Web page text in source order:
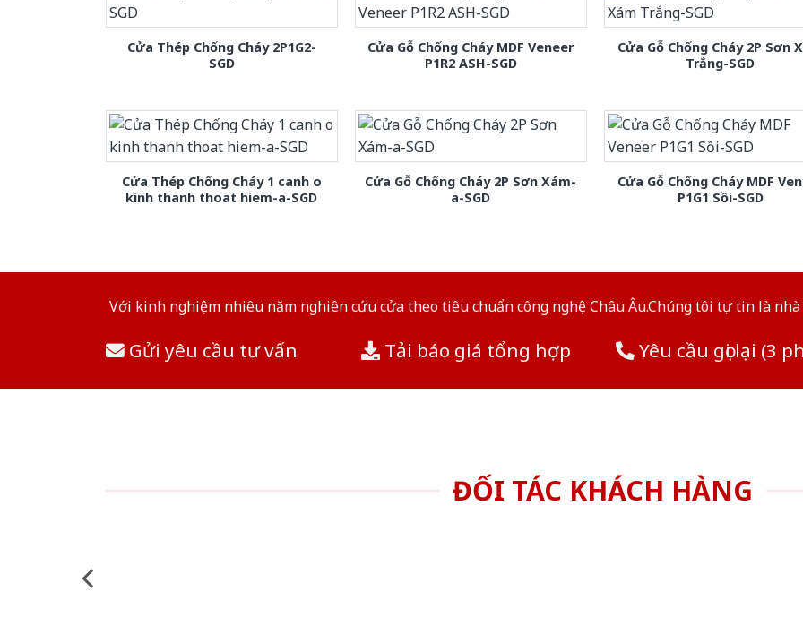
Cửa Thép Chống Cháy 2P1G2-
SGD
Cửa Gỗ Chống Cháy MDF Veneer
P1R2 ASH-SGD
Cửa Gỗ Chống Cháy 2P Sơn
Trắng-SGD
Cửa Thép Chống Cháy 1 canh o
kinh thanh thoat hiem-a-SGD
Cửa Gỗ Chống Cháy 2P Sơn Xám-
a-SGD
Cửa Gỗ Chống Cháy MDF
P1G1 Sồi-SGD
Với kinh nghiệm nhiêu năm nghiên cứu cửa theo tiêu chuẩn công nghệ Châu Âu.Chúng tôi tự tin là
Gửi yêu cầu tư vấn Tải báo giá tổng hợp Yêu cầu gọi lại (3
ĐỐI TÁC KHÁCH HÀNG